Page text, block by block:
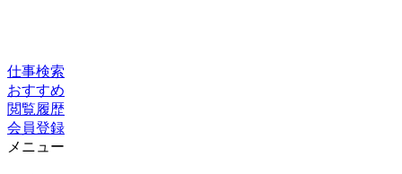
仕事検索
おすすめ
閲覧履歴
会員登録
メニュー